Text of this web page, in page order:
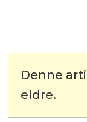
Denne
eldre.